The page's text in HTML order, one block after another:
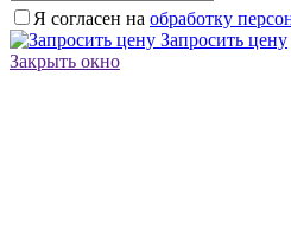
Я согласен на обработку
Запросить цену
Закрыть окно